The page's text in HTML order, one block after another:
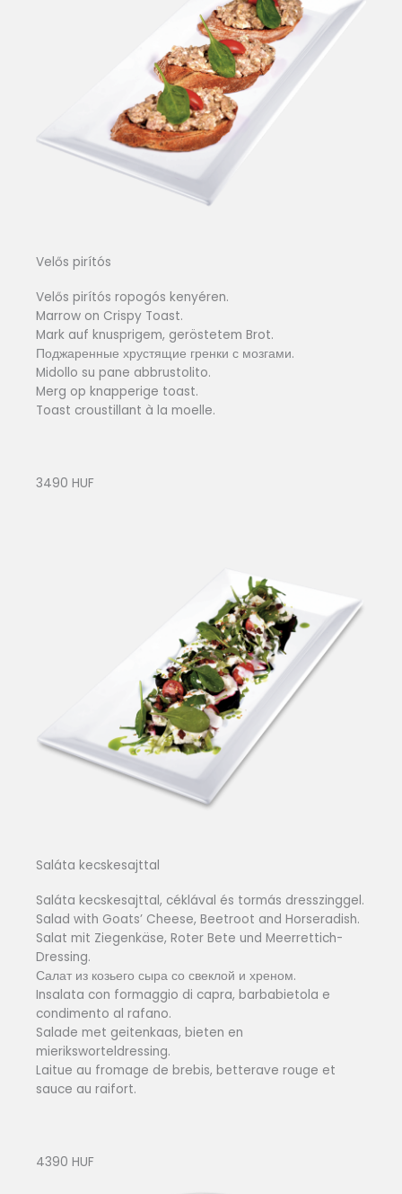
Velős pirítós
Velős pirítós ropogós kenyéren.
Marrow on Crispy Toast.
Mark auf knusprigem, geröstetem Brot.
Поджаренные хрустящие гренки с мозгами.
Midollo su pane abbrustolito.
Merg op knapperige toast.
Toast croustillant à la moelle.
3490 HUF
Saláta kecskesajttal
Saláta kecskesajttal, céklával és tormás dresszinggel.
Salad with Goats’ Cheese, Beetroot and Horseradish.
Salat mit Ziegenkäse, Roter Bete und Meerrettich-
Dressing.
Салат из козьего сыра со свеклой и хреном.
Insalata con formaggio di capra, barbabietola e
condimento al rafano.
Salade met geitenkaas, bieten en
mieriksworteldressing.
Laitue au fromage de brebis, betterave rouge et
sauce au raifort.
4390 HUF